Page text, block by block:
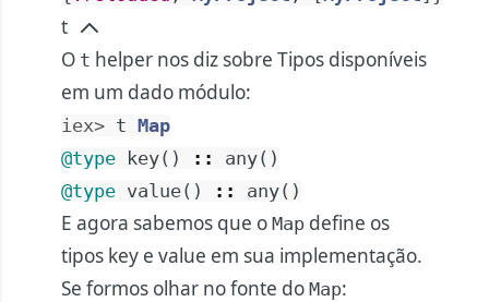
t
O t helper nos diz sobre Tipos disponíveis
em um dado módulo:
iex> t Map
@type
key( ) :: any( )
@type value( ) :: any( )
E agora sabemos que o Map define os
tipos key e value em sua implementação.
Se formos olhar no fonte do Map: